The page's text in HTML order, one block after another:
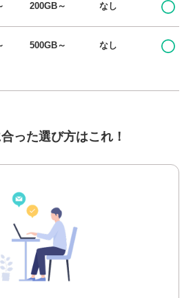
200GB～ なし
500GB～ なし
った選び方はこれ！